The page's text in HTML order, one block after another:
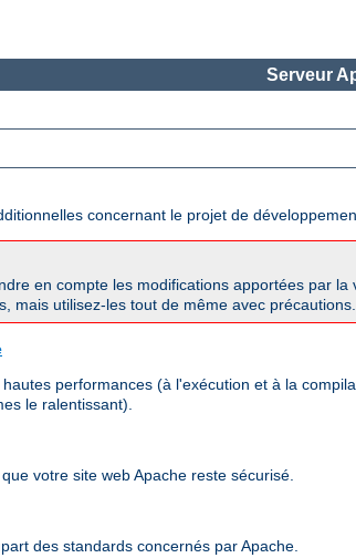
Serveur
concernant le projet de
en compte les modifications apportées par
mais utilisez-les tout de même avec précautions.
performances (à l'exécution et à la
le ralentissant).
votre site web Apache reste sécurisé.
des standards concernés par Apache.